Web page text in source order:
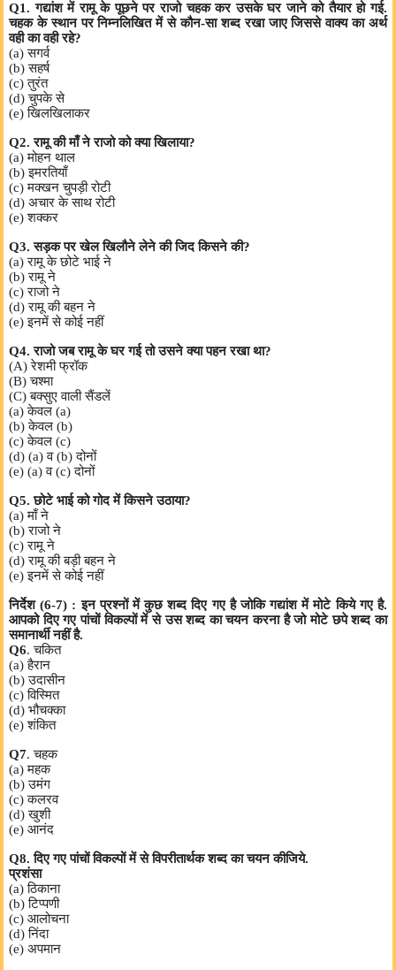
Q1. गद्यांश में रामू के पूछने पर राजो चहक कर उसके घर जाने को तैयार हो गई.
चहक के स्थान पर निम्नलिखित में से कौन-सा शब्द रखा जाए जिससे वाक्य का अर्थ
वही का वही रहे?
(a) सगर्व
(b) सहर्ष
(c) तुरंत
(d) चुपके से
(e) खिलखिलाकर
Q2. रामू की माँ ने राजो को क्या खिलाया?
(a) मोहन थाल
(b) इमरतियाँ
(c) मक्खन चुपड़ी रोटी
(d) अचार के साथ रोटी
(e) शक्कर
Q3. सड़क पर खेल खिलौने लेने की जिद किसने की?
(a) रामू के छोटे भाई ने
(b) रामू ने
(c) राजो ने
(d) रामू की बहन ने
(e) इनमें से कोई नहीं
Q4. राजो जब रामू के घर गई तो उसने क्या पहन रखा था?
(A) रेशमी फ्रॉक
(B) चश्मा
(C) बक्सुए वाली सैंडलें
(a) केवल (a)
(b) केवल (b)
(c) केवल (c)
(d) (a) व (b) दोनों
(e) (a) व (c) दोनों
Q5. छोटे भाई को गोद में किसने उठाया?
(a) माँ ने
(b) राजो ने
(c) रामू ने
(d) रामू की बड़ी बहन ने
(e) इनमें से कोई नहीं
निर्देश (6-7) : इन प्रश्नों में कुछ शब्द दिए गए है जोकि गद्यांश में मोटे किये गए है.
आपको दिए गए पांचों विकल्पों में से उस शब्द का चयन करना है जो मोटे छपे शब्द का
समानार्थी नहीं है.
Q6. चकित
(a) हैरान
(b) उदासीन
(c) विस्मित
(d) भौचक्का
(e) शंकित
Q7. चहक
(a) महक
(b) उमंग
(c) कलरव
(d) खुशी
(e) आनंद
Q8. दिए गए पांचों विकल्पों में से विपरीतार्थक शब्द का चयन कीजिये.
प्रशंसा
(a) ठिकाना
(b) टिप्पणी
(c) आलोचना
(d) निंदा
(e) अपमान